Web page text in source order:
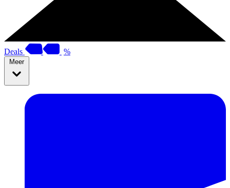
Deals %
Meer